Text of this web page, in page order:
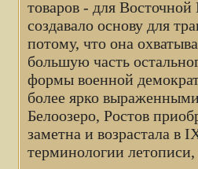
товаров - для
создавало основу для
потому, что она
большую часть
формы военной
более ярко
Белоозеро, Ростов
заметна и возрастала в
терминологии